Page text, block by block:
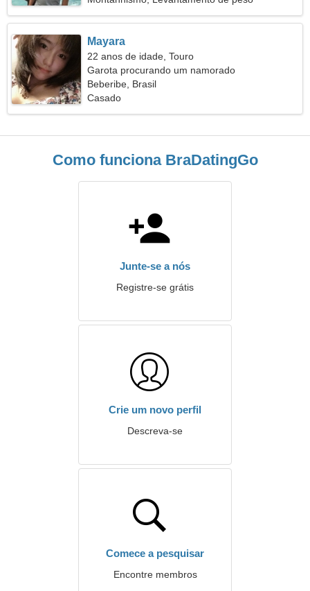
Mayara
22 anos de idade, Touro
Garota procurando um namorado
Beberibe, Brasil
Casado
Como funciona BraDatingGo
Junte-se a nós
Registre-se grátis
Crie um novo perfil
Descreva-se
Comece a pesquisar
Encontre membros